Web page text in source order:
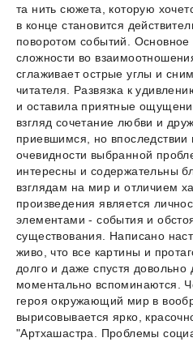
та нить сюжета, которую
в конце становится
поворотом событий.
сложности во
сглаживает острые углы и
читателя. Развязка к
и оставила приятные
взгляд сочетание любви и
приевшимся, но впоследствии
очевидности выбранной
интересны и содержательны
взглядам на мир и отличием
произведения является
элементами - события и
существования. Написано
живо, что все картины и
долго и даже спустя довольно
моментально вспоминаются.
героя окружающий мир в
вырисовывается ярко,
"Артхашастра. Проблемы